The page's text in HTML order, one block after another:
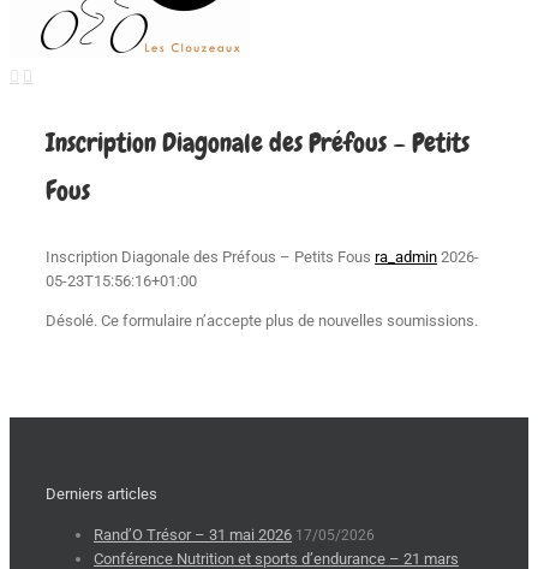
Inscription Diagonale des Préfous – Petits
Fous
Inscription Diagonale des Préfous – Petits Fous ra_admin 2026-
05-23T15:56:16+01:00
Désolé. Ce formulaire n’accepte plus de nouvelles soumissions.
Derniers articles
Rand’O Trésor – 31 mai 2026 17/05/2026
Conférence Nutrition et sports d’endurance – 21 mars